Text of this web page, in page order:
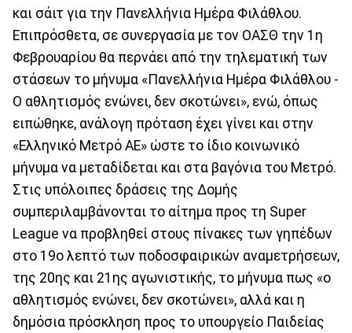
και σάιτ για την Πανελλήνια Ημέρα Φιλάθλου.
Επιπρόσθετα, σε συνεργασία με τον ΟΑΣΘ την 1η
Φεβρουαρίου θα περνάει από την τηλεματική των
στάσεων το μήνυμα «Πανελλήνια Ημέρα Φιλάθλου -
Ο αθλητισμός ενώνει, δεν σκοτώνει», ενώ, όπως
ειπώθηκε, ανάλογη πρόταση έχει γίνει και στην
«Ελληνικό Μετρό ΑΕ» ώστε το ίδιο κοινωνικό
μήνυμα να μεταδίδεται και στα βαγόνια του Μετρό.
Στις υπόλοιπες δράσεις της Δομής
συμπεριλαμβάνονται το αίτημα προς τη Super
League να προβληθεί στους πίνακες των γηπέδων
στο 19ο λεπτό των ποδοσφαιρικών αναμετρήσεων,
της 20ης και 21ης αγωνιστικής, το μήνυμα πως «ο
αθλητισμός ενώνει, δεν σκοτώνει», αλλά και η
δημόσια πρόσκληση προς το υπουργείο Παιδείας